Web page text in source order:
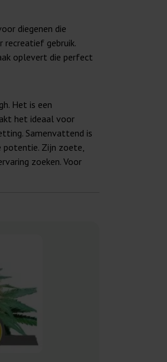
diegenen die
recreatief gebruik.
oplevert die perfect
Het is een
het ideaal voor
Samenvattend is
potentie. Zijn zoete,
zoeken. Voor